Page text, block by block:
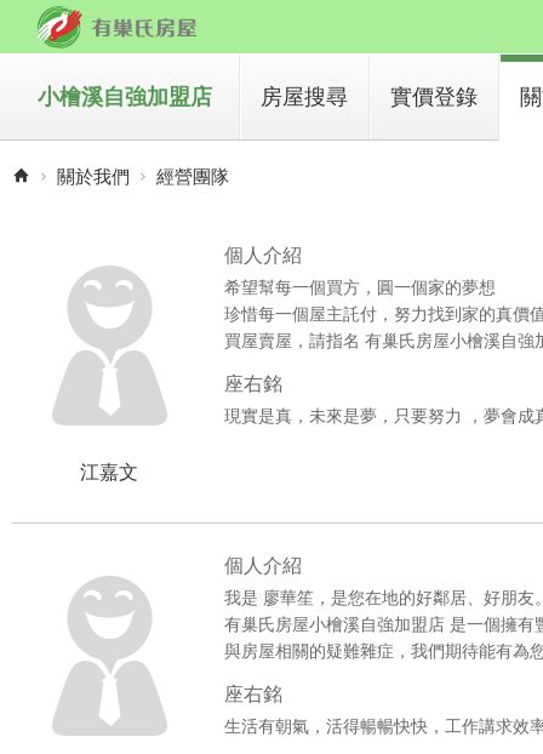
小檜溪自強加盟店 房屋搜尋 實價登錄
關於我們 經營團隊
個人介紹
希望幫每一個買方，圓一個家的夢想
珍惜每一個屋主託付，努力找到家的真價
買屋賣屋，請指名 有巢氏房屋小檜溪自強
座右銘
現實是真，未來是夢，只要努力 ，夢會成
江嘉文
個人介紹
我是 廖華笙，是您在地的好鄰居、好朋友
有巢氏房屋小檜溪自強加盟店 是一個擁
與房屋相關的疑難雜症，我們期待能有為
座右銘
生活有朝氣，活得暢暢快快，工作講求效